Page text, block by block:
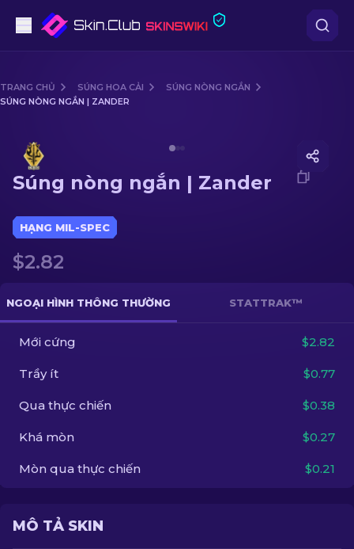
Tầm trung
Súng trường Bắn tỉa
Dao
Găng tay
Hòm
Khác
TRANG CHỦ SÚNG HOA CẢI
SÚNG NÒNG NGẮN
SÚNG NÒNG NGẮN | ZANDER
Súng nòng ngắn | Zander
HẠNG MIL-SPEC
$2.82
NGOẠI HÌNH THÔNG THƯỜNG STATTRAK™
Mới cứng $2.82
Trầy ít $0.77
Qua thực chiến $0.38
Khá mòn $0.27
Mòn qua thực chiến $0.21
MÔ TẢ SKIN